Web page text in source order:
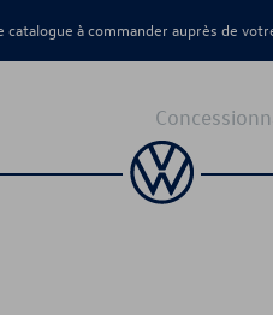
à commander auprès de